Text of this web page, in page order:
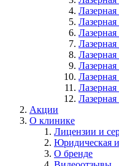
Акции
О клинике
Лицензии и
Юридическая
О бренде